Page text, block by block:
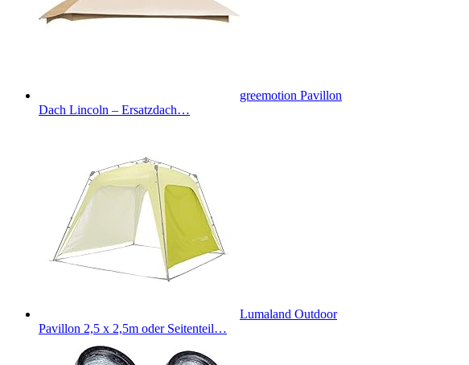
greemotion Pavillon
Dach Lincoln – Ersatzdach…
Lumaland Outdoor
Pavillon 2,5 x 2,5m oder Seitenteil…